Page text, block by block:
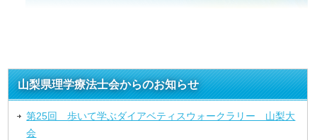
山梨県理学療法士会からのお知らせ
第25回 歩いて学ぶダイアベティスウォークラリー 山梨大
会